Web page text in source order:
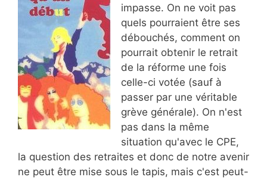
impasse. On ne voit pas
quels pourraient être ses
débouchés, comment on
pourrait obtenir le retrait
de la réforme une fois
celle-ci votée (sauf à
passer par une véritable
grève générale). On n'est
pas dans la même
situation qu'avec le CPE,
la question des retraites et donc de notre avenir
ne peut être mise sous le tapis, mais c'est peut-